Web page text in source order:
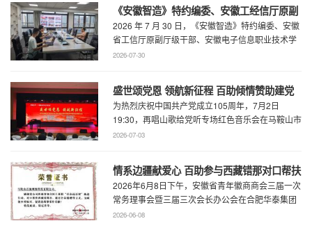
《安徽智造》特约编委、安徽工经信厅原副
厅级干部、安徽电子信息职业技术学院原党
委书记石象斌莅临百助考察交流
2026 年 7 月 30 日，《安徽智造》特约编委、安徽
省工信厅原副厅级干部、安徽电子信息职业技术学
院原党委书记石象斌莅临百助考 ...
2026-07-30
盛世颂党恩 领航新征程 百助倾情赞助建党
105周年文艺展演
为热烈庆祝中国共产党成立105周年，7月2日
19:30，再唱山歌给党听专场红色音乐会在马鞍山市
工人文化宫职工剧场精彩上演。本场音乐会由 ...
2026-07-03
情系边疆献爱心 百助参与西藏错那对口帮扶
行动
2026年6月8日下午，安徽省青年徽商商会三届一次
常务理事会暨三届三次会长办公会在合肥华泰集团
召开。...
2026-06-08